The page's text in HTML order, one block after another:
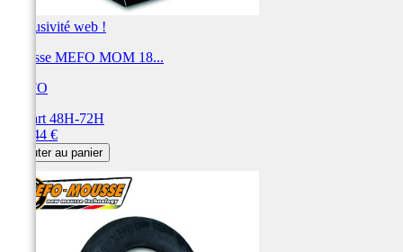
Exclusivité web !
Mousse MEFO MOM 18...
MEFO
Départ 48H-72H
136,44 €
Ajouter au panier